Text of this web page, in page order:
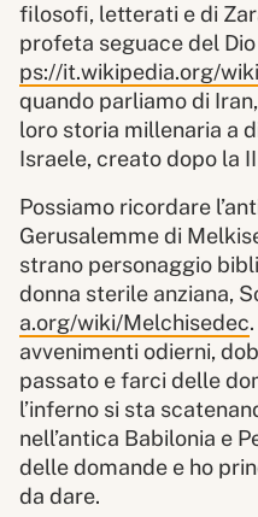
filosofi, letterati e di
profeta seguace del
ps://it.wikipedia.org/
quando parliamo di
loro storia millenaria a
Israele, creato dopo la
Possiamo ricordare
Gerusalemme di
strano personaggio
donna sterile anziana,
a.org/wiki/Melchisedec
avvenimenti odierni,
passato e farci delle
l’inferno si sta
nell’antica Babilonia e
delle domande e ho
da dare.